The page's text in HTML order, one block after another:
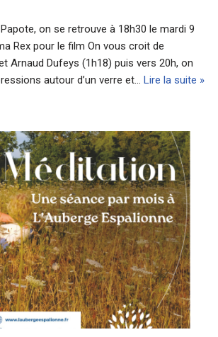
on se retrouve à 18h30 le mardi 9
Rex pour le film On vous croit de
Arnaud Dufeys (1h18) puis vers 20h, on
autour d’un verre et… Lire la suite »